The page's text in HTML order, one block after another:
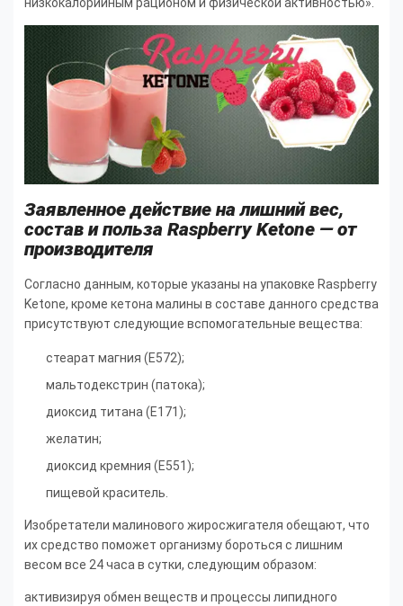
Заявленное действие на лишний вес,
состав и польза Raspberry Ketone — от
производителя
Согласно данным, которые указаны на упаковке Raspberry
Ketone, кроме кетона малины в составе данного средства
присутствуют следующие вспомогательные вещества:
стеарат магния (Е572);
мальтодекстрин (патока);
диоксид титана (Е171);
желатин;
диоксид кремния (Е551);
пищевой краситель.
Изобретатели малинового жиросжигателя обещают, что
их средство поможет организму бороться с лишним
весом все 24 часа в сутки, следующим образом:
активизируя обмен веществ и процессы липидного